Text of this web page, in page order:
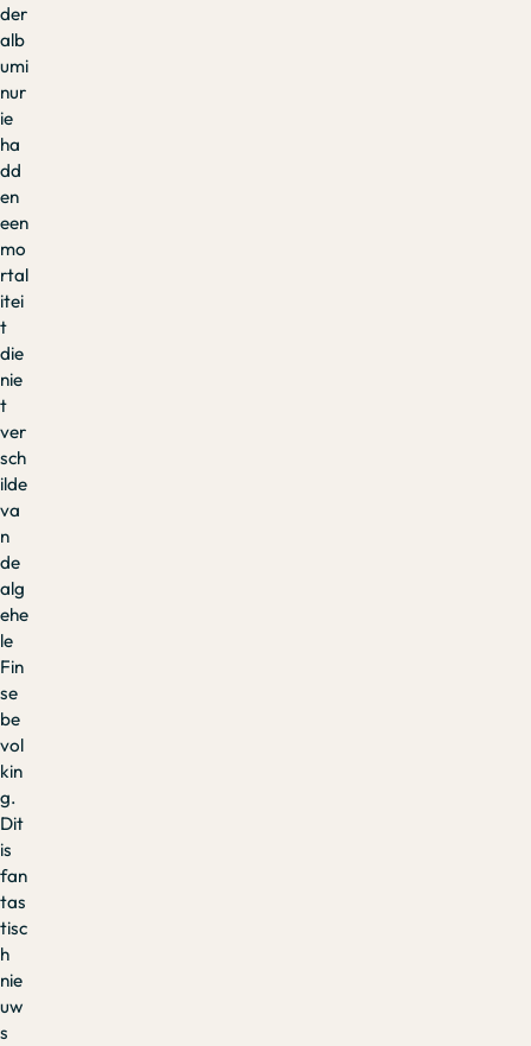
der
alb
umi
nur
ie
ha
dd
en
een
mo
rtal
itei
t
die
nie
t
ver
sch
ilde
va
n
de
alg
ehe
le
Fin
se
be
vol
kin
g.
Dit
is
fan
tas
tisc
h
nie
uw
s